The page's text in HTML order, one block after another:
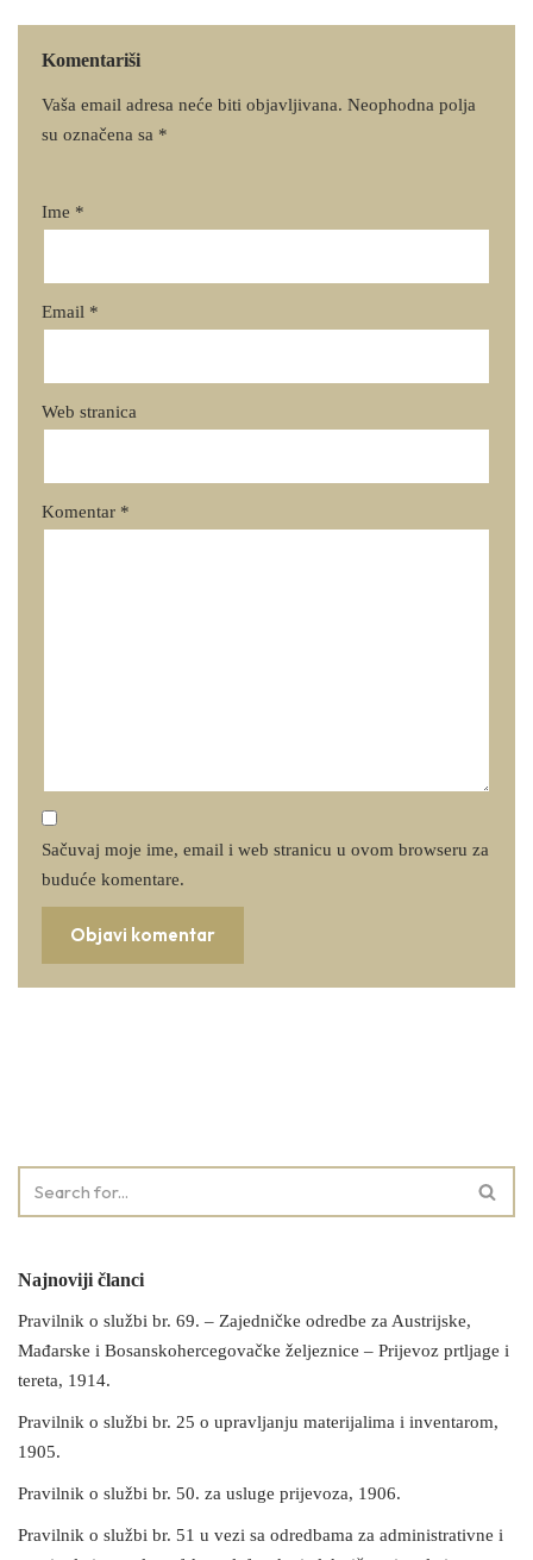
Komentariši
Vaša email adresa neće biti objavljivana. Neophodna polja
su označena sa *
Ime *
Email *
Web stranica
Komentar *
Sačuvaj moje ime, email i web stranicu u ovom browseru za
buduće komentare.
Najnoviji članci
Pravilnik o službi br. 69. – Zajedničke odredbe za Austrijske,
Mađarske i Bosanskohercegovačke željeznice – Prijevoz prtljage i
tereta, 1914.
Pravilnik o službi br. 25 o upravljanju materijalima i inventarom,
1905.
Pravilnik o službi br. 50. za usluge prijevoza, 1906.
Pravilnik o službi br. 51 u vezi sa odredbama za administrativne i